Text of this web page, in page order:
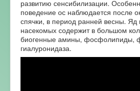
развитию сенсибилизации.
поведение ос наблюдается после
спячки, в период ранней весны.
насекомых содержит в большом
биогенные амины, фосфолипиды,
гиалуронидаза.